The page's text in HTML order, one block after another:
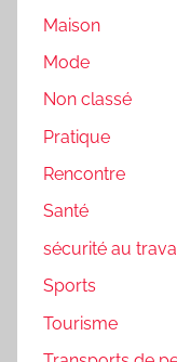
Maison
Mode
Non classé
Pratique
Rencontre
Santé
sécurité au
Sports
Tourisme